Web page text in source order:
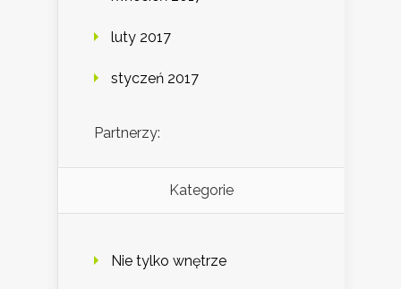
luty 2017
styczeń 2017
Partnerzy:
Kategorie
Nie tylko wnętrze